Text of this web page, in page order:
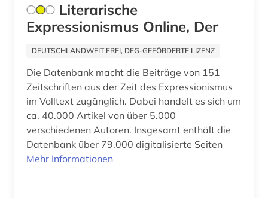
englisch (4)
enzyklopädie (3)
europa (1)
expressionismus (2)
fachdidaktik (15)
fachinformationsdienst (1)
Literarische
Expressionismus Online, Der
DEUTSCHLANDWEIT FREI, DFG-GEFÖRDERTE LIZENZ
Die Datenbank macht die Beiträge von 151
Zeitschriften aus der Zeit des Expressionismus
im Volltext zugänglich. Dabei handelt es sich um
ca. 40.000 Artikel von über 5.000
verschiedenen Autoren. Insgesamt enthält die
Datenbank über 79.000 digitalisierte Seiten
Mehr Informationen